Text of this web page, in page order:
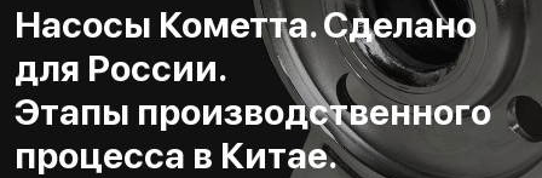
Насосы Кометта. Сделано
для России.
Этапы производственного
процесса в Китае.